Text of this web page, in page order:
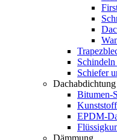
Schiefer
Bitumen-
EPDM-
Dämmung